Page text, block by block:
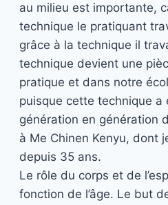
au milieu est importante,
technique le pratiquant
grâce à la technique il
technique devient une
pratique et dans notre
puisque cette technique a
génération en génération
à Me Chinen Kenyu, dont
depuis 35 ans.
Le rôle du corps et de
fonction de l’âge. Le but